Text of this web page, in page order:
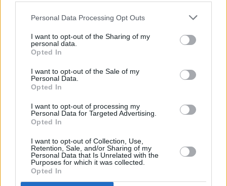
Personal Data Processing Opt Outs
I want to opt-out of the Sharing of my
personal data.
Opted In
I want to opt-out of the Sale of my
Personal Data.
Opted In
I want to opt-out of processing my
Personal Data for Targeted Advertising.
Opted In
I want to opt-out of Collection, Use,
Retention, Sale, and/or Sharing of my
Personal Data that Is Unrelated with the
Purposes for which it was collected.
Opted In
necessario, con chi di dovere. “Non possiamo prevedere cosa
accadrà con il numero di casi di coronavirus. Quindi
continueremo le discussioni se ci fosse un picco di casi – ha
situazione del coronavirus, convocheremo di nuovo colloqui a
cinque. A questo punto, i casi di contagio potrebbero aumentare
la situazione”. I casi di Covid-19 sono in aumento a Tokyo e i
Giochi, rinviati lo scorso anno a causa della pandemia, si
terranno senza spettatori.
(ITALPRESS).